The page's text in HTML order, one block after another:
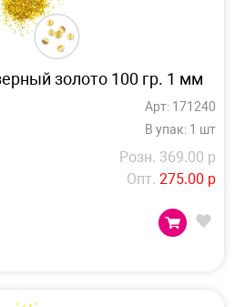
золото 100 гр. 1 мм
Арт: 171240
В упак: 1 шт
Розн. 369.00 р
Опт. 275.00 р